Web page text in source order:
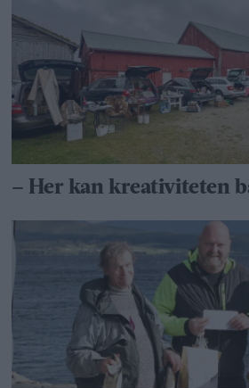
– Her kan kreativiteten